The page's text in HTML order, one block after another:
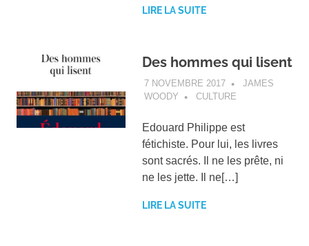
LIRE LA SUITE
Des hommes qui lisent
7 NOVEMBRE 2017
JAMES
WOODY
CULTURE
Edouard Philippe est
fétichiste. Pour lui, les livres
sont sacrés. Il ne les prête, ni
ne les jette. Il ne[…]
LIRE LA SUITE